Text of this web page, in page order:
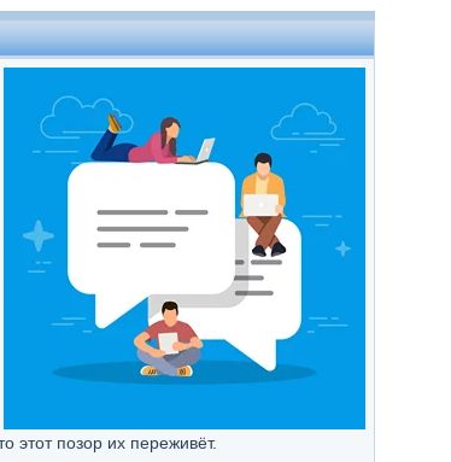
этот позор их переживёт.